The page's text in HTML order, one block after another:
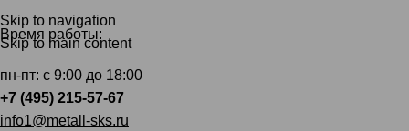
Skip to navigation
Skip to main content
Время работы:
пн-пт: с 9:00 до 18:00
+7 (495) 215-57-67
info1@metall-sks.ru